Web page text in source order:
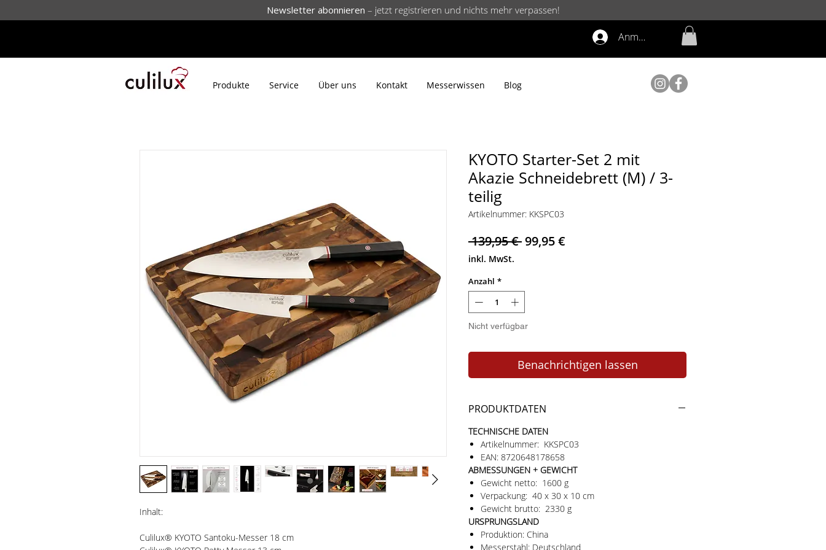
Newsletter abonnieren – jetzt registrieren und nichts mehr verpassen!
Anmelden
Produkte Service Über uns Kontakt Messerwissen Blog
Inhalt:
Culilux® KYOTO Santoku-Messer 18 cm
KYOTO Starter-Set 2 mit
Akazie Schneidebrett (M) / 3-
teilig
Artikelnummer: KKSPC03
139,95 € Standardpreis
99,95 €
inkl. MwSt.
Anzahl *
Nicht verfügbar
Benachrichtigen lassen
PRODUKTDATEN
TECHNISCHE DATEN
Artikelnummer: KKSPC03
EAN: 8720648178658
ABMESSUNGEN + GEWICHT
Gewicht netto: 1600 g
Verpackung: 40 x 30 x 10 cm
Gewicht brutto: 2330 g
URSPRUNGSLAND
Produktion: China
Messerstahl: Deutschland